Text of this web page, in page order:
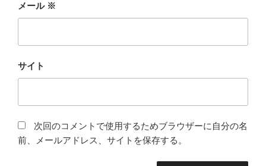
メール ※
サイト
次回のコメントで使用するためブラウザーに自分の名
前、メールアドレス、サイトを保存する。